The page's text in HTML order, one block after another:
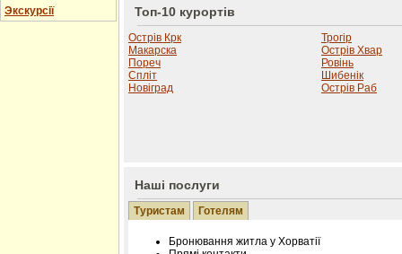
Экскурсії
Топ-10 курортів
Острів Крк
Макарска
Пореч
Спліт
Новіград
Трогір
Острів Хвар
Ровінь
Шибенік
Острів Раб
Наші послуги
Туристам Готелям
Бронювання житла у Хорватії